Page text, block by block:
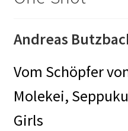
Andreas
Vom Schöpfer
Molekei,
Girls